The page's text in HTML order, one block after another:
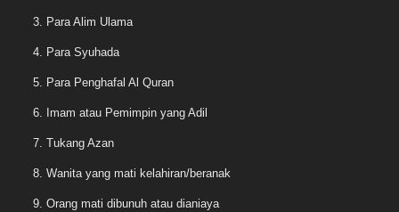
3. Para Alim Ulama
4. Para Syuhada
5. Para Penghafal Al Quran
6. Imam atau Pemimpin yang Adil
7. Tukang Azan
8. Wanita yang mati kelahiran/beranak
9. Orang mati dibunuh atau dianiaya